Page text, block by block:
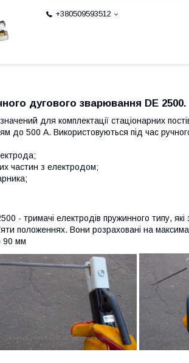
+380509593512
дугового зварювання DE 2500.
для комплектації стаціонарних
до 500 А. Використовуються під час
частин з електродом;
- тримачі електродів пружинного типу,
положеннях. Вони розраховані на
90 мм